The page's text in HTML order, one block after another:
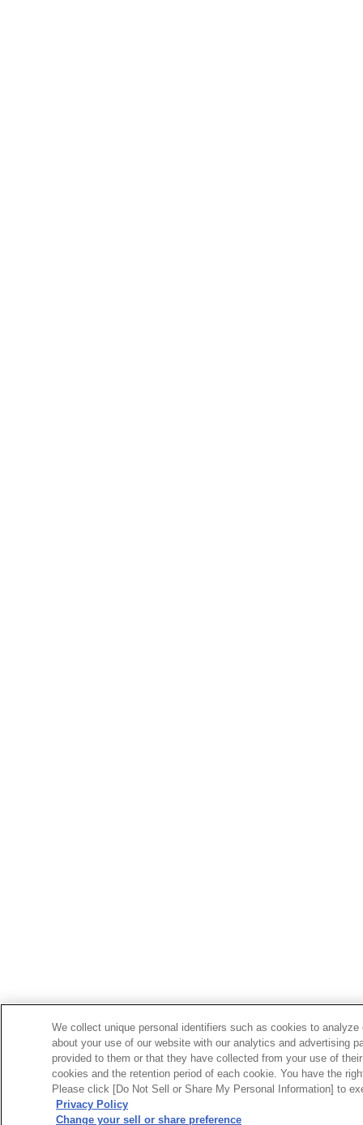
We collect unique personal identifiers such as cookies to
about your use of our website with our analytics and advertising
provided to them or that they have collected from your use of
cookies and the retention period of each cookie. You have the
Please click [Do Not Sell or Share My Personal Information] to
Privacy Policy
Change your sell or share preference